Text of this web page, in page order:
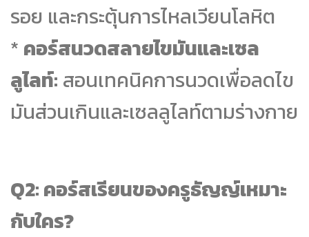
รอย และกระตุ้นการไหลเวียนโลหิต
* คอร์สนวดสลายไขมันและเซล
ลูไลท์: สอนเทคนิคการนวดเพื่อลดไข
มันส่วนเกินและเซลลูไลท์ตามร่างกาย
Q2: คอร์สเรียนของครูธัญญ์เหมาะ
กับใคร?